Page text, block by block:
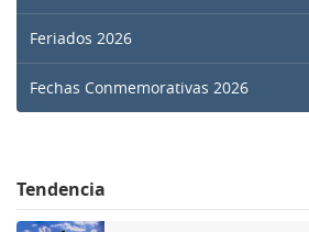
Feriados 2026
Fechas Conmemorativas 2026
Tendencia